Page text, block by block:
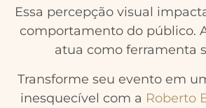
Essa percepção visual
comportamento do público.
atua como ferramenta
Transforme seu evento em
inesquecível com a Roberto